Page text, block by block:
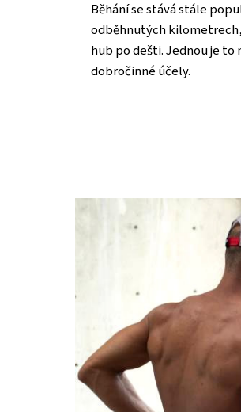
Běhání se stává stále
odběhnutých kilometrech,
hub po dešti. Jednou je to
dobročinné účely.